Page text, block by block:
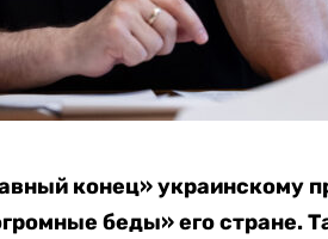
конец» украинскому
беды» его стране.